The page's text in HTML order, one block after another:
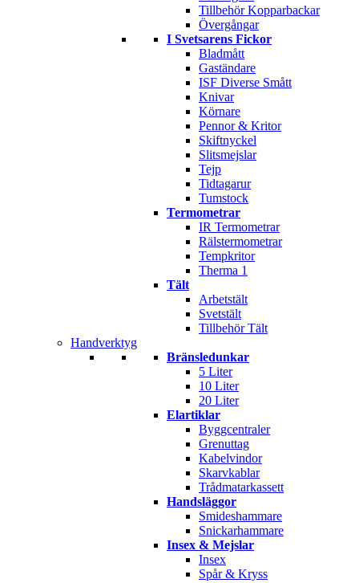
Tillbehör Kopparbackar
Övergångar
I Svetsarens Fickor
Bladmått
Gaständare
ISF Diverse Smått
Knivar
Körnare
Pennor & Kritor
Skiftnyckel
Slitsmejslar
Tejp
Tidtagarur
Tumstock
Termometrar
IR Termometrar
Rälstermometrar
Tempkritor
Therma 1
Tält
Arbetstält
Svetstält
Tillbehör Tält
Handverktyg
Bränsledunkar
5 Liter
10 Liter
20 Liter
Elartiklar
Byggcentraler
Grenuttag
Kabelvindor
Skarvkablar
Trådmatarkassett
Handsläggor
Smideshammare
Snickarhammare
Insex & Mejslar
Insex
Spår & Kryss